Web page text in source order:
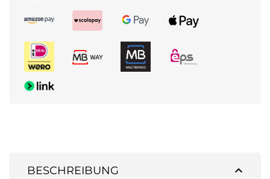
expand_less
BESCHREIBUNG